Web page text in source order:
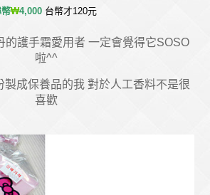
₩4,000 台幣才120元
的護手霜愛用者 一定會覺得它SOSO
啦^^
製成保養品的我 對於人工香料不是很
喜歡